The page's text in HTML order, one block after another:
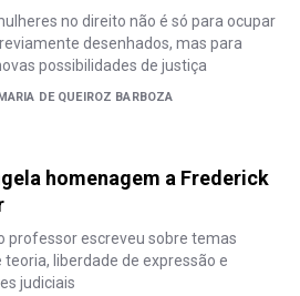
no direito não é só para ocupar
desenhados, mas para
possibilidades de justiça
DE QUEIROZ BARBOZA
homenagem a Frederick
professor escreveu sobre temas
teoria, liberdade de expressão e
judiciais